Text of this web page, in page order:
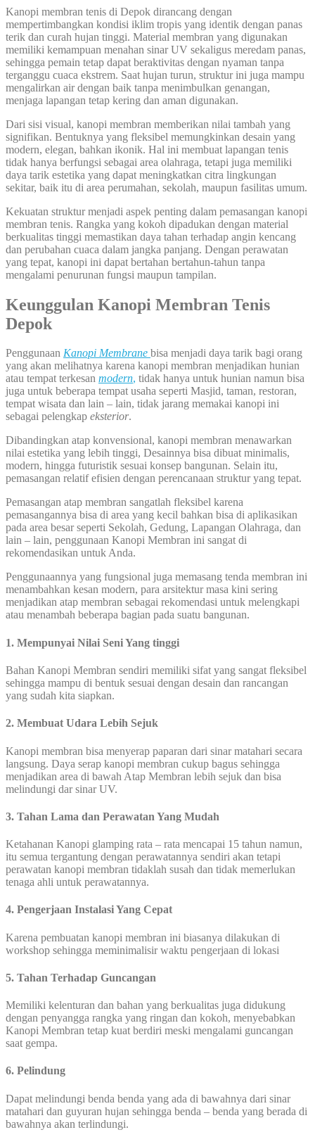
Kanopi membran tenis di Depok dirancang dengan
mempertimbangkan kondisi iklim tropis yang identik dengan panas
terik dan curah hujan tinggi. Material membran yang digunakan
memiliki kemampuan menahan sinar UV sekaligus meredam panas,
sehingga pemain tetap dapat beraktivitas dengan nyaman tanpa
terganggu cuaca ekstrem. Saat hujan turun, struktur ini juga mampu
mengalirkan air dengan baik tanpa menimbulkan genangan,
menjaga lapangan tetap kering dan aman digunakan.
Dari sisi visual, kanopi membran memberikan nilai tambah yang
signifikan. Bentuknya yang fleksibel memungkinkan desain yang
modern, elegan, bahkan ikonik. Hal ini membuat lapangan tenis
tidak hanya berfungsi sebagai area olahraga, tetapi juga memiliki
daya tarik estetika yang dapat meningkatkan citra lingkungan
sekitar, baik itu di area perumahan, sekolah, maupun fasilitas umum.
Kekuatan struktur menjadi aspek penting dalam pemasangan kanopi
membran tenis. Rangka yang kokoh dipadukan dengan material
berkualitas tinggi memastikan daya tahan terhadap angin kencang
dan perubahan cuaca dalam jangka panjang. Dengan perawatan
yang tepat, kanopi ini dapat bertahan bertahun-tahun tanpa
mengalami penurunan fungsi maupun tampilan.
Keunggulan Kanopi Membran Tenis
Depok
Penggunaan Kanopi Membrane bisa menjadi daya tarik bagi orang
yang akan melihatnya karena kanopi membran menjadikan hunian
atau tempat terkesan modern, tidak hanya untuk hunian namun bisa
juga untuk beberapa tempat usaha seperti Masjid, taman, restoran,
tempat wisata dan lain – lain, tidak jarang memakai kanopi ini
sebagai pelengkap eksterior.
Dibandingkan atap konvensional, kanopi membran menawarkan
nilai estetika yang lebih tinggi, Desainnya bisa dibuat minimalis,
modern, hingga futuristik sesuai konsep bangunan. Selain itu,
pemasangan relatif efisien dengan perencanaan struktur yang tepat.
Pemasangan atap membran sangatlah fleksibel karena
pemasangannya bisa di area yang kecil bahkan bisa di aplikasikan
pada area besar seperti Sekolah, Gedung, Lapangan Olahraga, dan
lain – lain, penggunaan Kanopi Membran ini sangat di
rekomendasikan untuk Anda.
Penggunaannya yang fungsional juga memasang tenda membran ini
menambahkan kesan modern, para arsitektur masa kini sering
menjadikan atap membran sebagai rekomendasi untuk melengkapi
atau menambah beberapa bagian pada suatu bangunan.
1. Mempunyai Nilai Seni Yang tinggi
Bahan Kanopi Membran sendiri memiliki sifat yang sangat fleksibel
sehingga mampu di bentuk sesuai dengan desain dan rancangan
yang sudah kita siapkan.
2. Membuat Udara Lebih Sejuk
Kanopi membran bisa menyerap paparan dari sinar matahari secara
langsung. Daya serap kanopi membran cukup bagus sehingga
menjadikan area di bawah Atap Membran lebih sejuk dan bisa
melindungi dar sinar UV.
3. Tahan Lama dan Perawatan Yang Mudah
Ketahanan Kanopi glamping rata – rata mencapai 15 tahun namun,
itu semua tergantung dengan perawatannya sendiri akan tetapi
perawatan kanopi membran tidaklah susah dan tidak memerlukan
tenaga ahli untuk perawatannya.
4. Pengerjaan Instalasi Yang Cepat
Karena pembuatan kanopi membran ini biasanya dilakukan di
workshop sehingga meminimalisir waktu pengerjaan di lokasi
5. Tahan Terhadap Guncangan
Memiliki kelenturan dan bahan yang berkualitas juga didukung
dengan penyangga rangka yang ringan dan kokoh, menyebabkan
Kanopi Membran tetap kuat berdiri meski mengalami guncangan
saat gempa.
6. Pelindung
Dapat melindungi benda benda yang ada di bawahnya dari sinar
matahari dan guyuran hujan sehingga benda – benda yang berada di
bawahnya akan terlindungi.